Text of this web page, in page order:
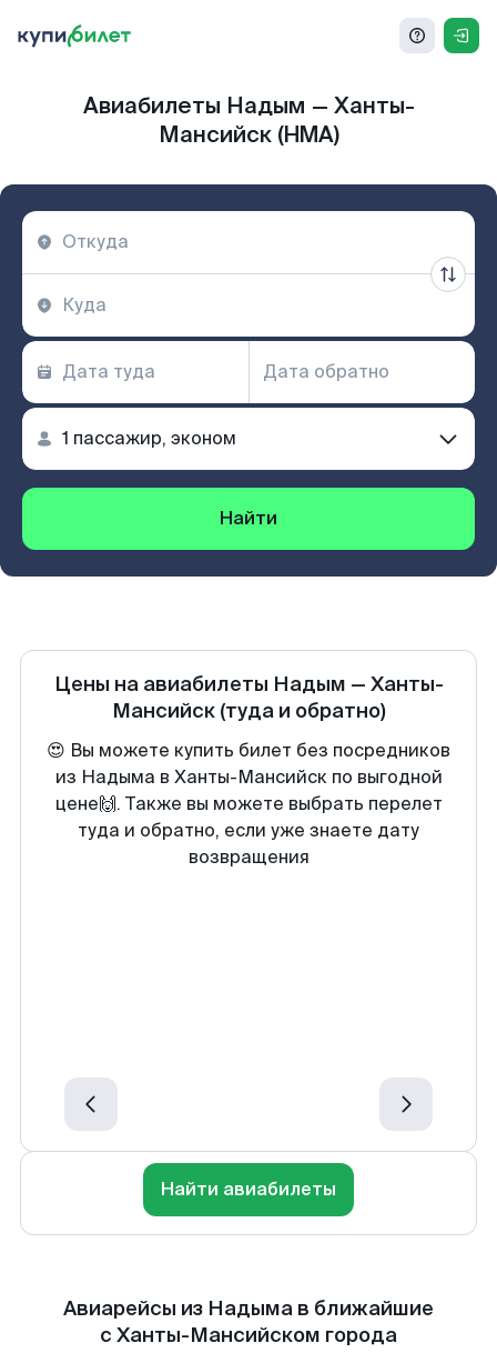
Авиабилеты Надым — Ханты-
Мансийск (HMA)
Найти
Цены на авиабилеты Надым — Ханты-
Мансийск (туда и обратно)
😍 Вы можете купить билет без посредников
из Надыма в Ханты-Мансийск по выгодной
цене🙌. Также вы можете выбрать перелет
туда и обратно, если уже знаете дату
возвращения
Найти авиабилеты
Авиарейсы из Надыма в ближайшие
с Ханты-Мансийском города